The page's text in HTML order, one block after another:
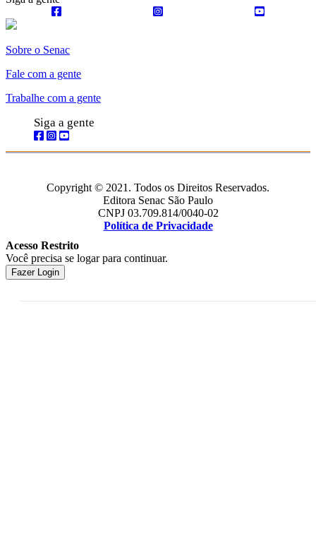
Sobre o Senac
Fale com a gente
Trabalhe com a gente
Siga a gente
Copyright © 2021. Todos os Direitos Reservados.
Editora Senac São Paulo
CNPJ 03.709.814/0040-02
Política de Privacidade
Acesso Restrito
Você precisa se logar para continuar.
Fazer Login